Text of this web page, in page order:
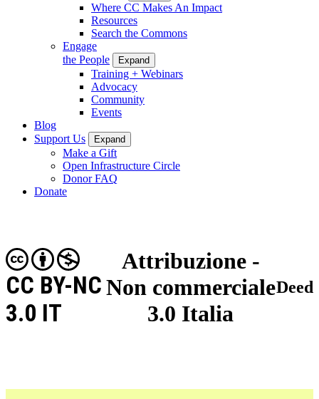
Where CC Makes An Impact
Resources
Search the Commons
Engage
the People
Expand
Training + Webinars
Advocacy
Community
Events
Blog
Support Us
Expand
Make a Gift
Open Infrastructure Circle
Donor FAQ
Donate
Attribuzione -
Non commerciale
3.0 Italia
CC BY-NC
3.0 IT
Deed